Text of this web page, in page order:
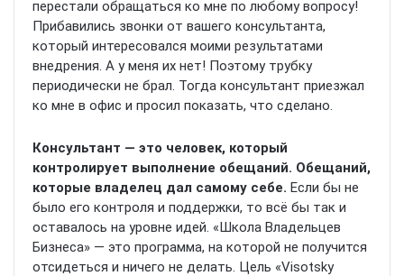
перестали обращаться ко мне по любому вопросу!
Прибавились звонки от вашего консультанта,
который интересовался моими результатами
внедрения. А у меня их нет! Поэтому трубку
периодически не брал. Тогда консультант приезжал
ко мне в офис и просил показать, что сделано.
Консультант — это человек, который
контролирует выполнение обещаний. Обещаний,
которые владелец дал самому себе. Если бы не
было его контроля и поддержки, то всё бы так и
оставалось на уровне идей. «Школа Владельцев
Бизнеса» — это программа, на которой не получится
отсидеться и ничего не делать. Цель «Visotsky